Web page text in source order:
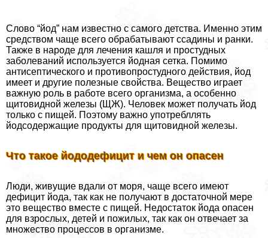
Слово “йод” нам известно с самого детства. Именно этим
средством чаще всего обpaбатывают ссадины и ранки.
Также в народе для лечения кашля и простудных
заболеваний используется йодная сетка. Помимо
антисептического и противопростудного действия, йод
имеет и другие полезные свойства. Вещество играет
важную роль в работе всего организма, а особенно
щитовидной железы (ЩЖ). Человек может получать йод
только с пищей. Поэтому важно употрeбллять
йодсодержащие продукты для щитовидной железы.
Что такое йододефицит и чем он опасен
Люди, живущие вдали от моря, чаще всего имеют
дефицит йода, так как не получают в достаточной мере
это вещество вместе с пищей. Недостаток йода опасен
для взрослых, детей и пожилых, так как он отвечает за
множество процессов в организме.